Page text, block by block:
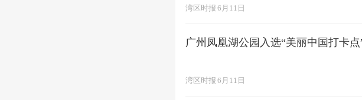
湾区时报 6月11日
广州凤凰湖公园入选“美丽中国打卡点
湾区时报 6月11日